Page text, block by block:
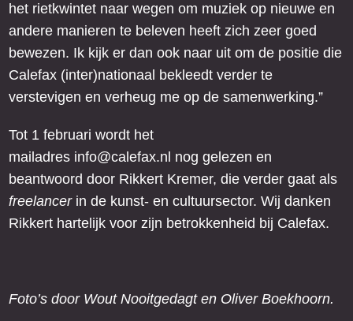
het rietkwintet naar wegen om muziek op nieuwe en
andere manieren te beleven heeft zich zeer goed
bewezen. Ik kijk er dan ook naar uit om de positie die
Calefax (inter)nationaal bekleedt verder te
verstevigen en verheug me op de samenwerking.”
Tot 1 februari wordt het
mailadres info@calefax.nl nog gelezen en
beantwoord door Rikkert Kremer, die verder gaat als
freelancerin de kunst- en cultuursector. Wij danken
Rikkert hartelijk voor zijn betrokkenheid bij Calefax.
Foto’s door Wout Nooitgedagt en Oliver Boekhoorn.